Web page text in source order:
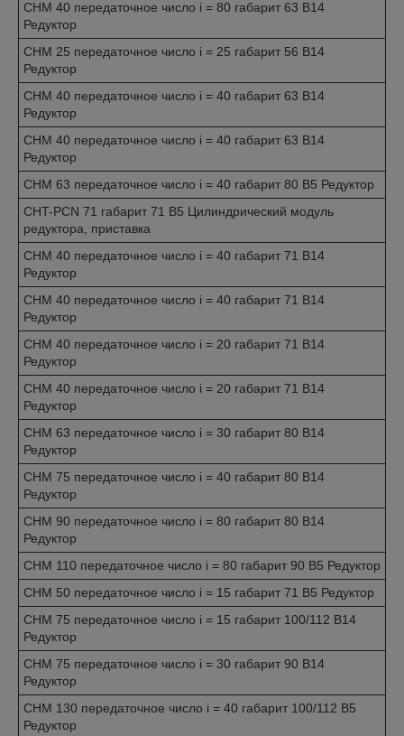
CHM 40 передаточное число i = 80 габарит 63 B14
Редуктор
CHM 25 передаточное число i = 25 габарит 56 B14
Редуктор
CHM 40 передаточное число i = 40 габарит 63 B14
Редуктор
CHM 40 передаточное число i = 40 габарит 63 B14
Редуктор
CHM 63 передаточное число i = 40 габарит 80 B5 Редуктор
CHT-PCN 71 габарит 71 B5 Цилиндрический модуль
редуктора, приставка
CHM 40 передаточное число i = 40 габарит 71 B14
Редуктор
CHM 40 передаточное число i = 40 габарит 71 B14
Редуктор
CHM 40 передаточное число i = 20 габарит 71 B14
Редуктор
CHM 40 передаточное число i = 20 габарит 71 B14
Редуктор
CHM 63 передаточное число i = 30 габарит 80 B14
Редуктор
CHM 75 передаточное число i = 40 габарит 80 B14
Редуктор
CHM 90 передаточное число i = 80 габарит 80 B14
Редуктор
CHM 110 передаточное число i = 80 габарит 90 B5 Редуктор
CHM 50 передаточное число i = 15 габарит 71 B5 Редуктор
CHM 75 передаточное число i = 15 габарит 100/112 B14
Редуктор
CHM 75 передаточное число i = 30 габарит 90 B14
Редуктор
CHM 130 передаточное число i = 40 габарит 100/112 B5
Редуктор